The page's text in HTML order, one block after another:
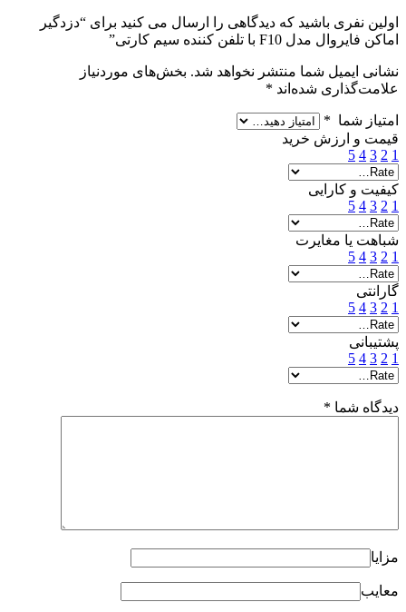
اولین نفری باشید که دیدگاهی را ارسال می کنید برای “دزدگیر
اماکن فایروال مدل F10 با تلفن کننده سیم کارتی”
نشانی ایمیل شما منتشر نخواهد شد. بخش‌های موردنیاز
علامت‌گذاری شده‌اند *
امتیاز شما *
قیمت و ارزش خرید
1
2
3
4
5
کیفیت و کارایی
1
2
3
4
5
شباهت یا مغایرت
1
2
3
4
5
گارانتی
1
2
3
4
5
پشتیبانی
1
2
3
4
5
دیدگاه شما *
مزایا
معایب